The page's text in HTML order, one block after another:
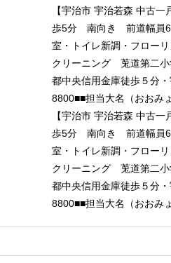
【宇治市 宇治若森 中古
歩5分 南向き 前道幅員6
室・トイレ新調・フロー
クリーニング 莵道第二
都中央信用金庫徒歩５分
8800■■担当大名（おおみ
【宇治市 宇治若森 中古
歩5分 南向き 前道幅員6
室・トイレ新調・フロー
クリーニング 莵道第二
都中央信用金庫徒歩５分
8800■■担当大名（おおみ